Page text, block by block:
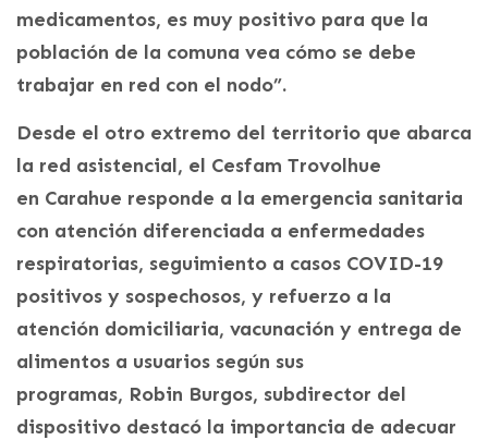
medicamentos, es muy positivo para que la
población de la comuna vea cómo se debe
trabajar en red con el nodo”.
Desde el otro extremo del territorio que abarca
la red asistencial, el Cesfam Trovolhue
en Carahue responde a la emergencia sanitaria
con atención diferenciada a enfermedades
respiratorias, seguimiento a casos COVID-19
positivos y sospechosos, y refuerzo a la
atención domiciliaria, vacunación y entrega de
alimentos a usuarios según sus
programas, Robin Burgos, subdirector del
dispositivo destacó la importancia de adecuar